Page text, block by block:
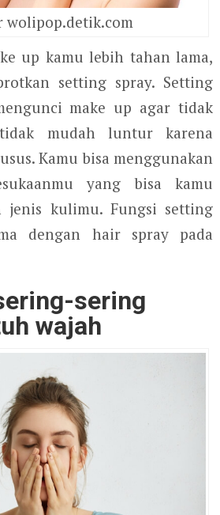
wolipop.detik.com
up kamu lebih tahan lama,
setting spray. Setting
make up agar tidak
mudah luntur karena
Kamu bisa menggunakan
yang bisa kamu
jenis kulimu. Fungsi setting
dengan hair spray pada
sering
wajah